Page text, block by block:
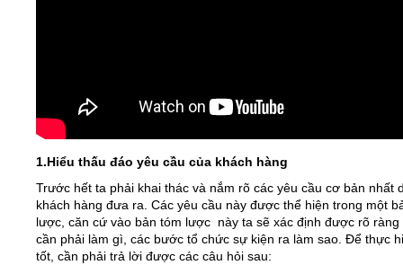
1.Hiểu thấu đáo yêu cầu của khách hàng
Trước hết ta phải khai thác và nắm rõ các yêu cầu cơ bản nhất
khách hàng đưa ra. Các yêu cầu này được thể hiện trong một
lược, căn cứ vào bản tóm lược này ta sẽ xác định được rõ ràng
cần phải làm gì, các bước tổ chức sự kiện ra làm sao. Để thực
tốt, cần phải trả lời được các câu hỏi sau: